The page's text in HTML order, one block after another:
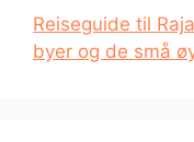
Reiseguide til
byer og de små